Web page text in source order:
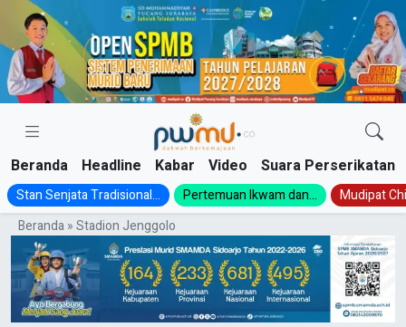
Skip
content
Beranda Headline Kabar Video Suara Perserikatan
Stan Senjata Tradisional... Pertemuan Ikwam dan...
Mudipat
Beranda»Stadion Jenggolo